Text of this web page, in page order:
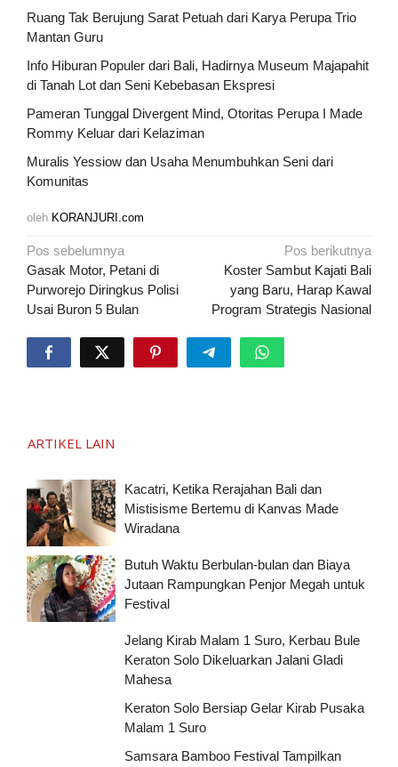
Ruang Tak Berujung Sarat Petuah dari Karya Perupa Trio
Mantan Guru
Info Hiburan Populer dari Bali, Hadirnya Museum Majapahit
di Tanah Lot dan Seni Kebebasan Ekspresi
Pameran Tunggal Divergent Mind, Otoritas Perupa I Made
Rommy Keluar dari Kelaziman
Muralis Yessiow dan Usaha Menumbuhkan Seni dari
Komunitas
oleh KORANJURI.com
Navigasi
pos
Pos sebelumnya
Gasak Motor, Petani di
Purworejo Diringkus Polisi
Usai Buron 5 Bulan
Pos berikutnya
Koster Sambut Kajati Bali
yang Baru, Harap Kawal
Program Strategis Nasional
ARTIKEL LAIN
Kacatri, Ketika Rerajahan Bali dan
Mistisisme Bertemu di Kanvas Made
Wiradana
Butuh Waktu Berbulan-bulan dan Biaya
Jutaan Rampungkan Penjor Megah untuk
Festival
Jelang Kirab Malam 1 Suro, Kerbau Bule
Keraton Solo Dikeluarkan Jalani Gladi
Mahesa
Keraton Solo Bersiap Gelar Kirab Pusaka
Malam 1 Suro
Samsara Bamboo Festival Tampilkan